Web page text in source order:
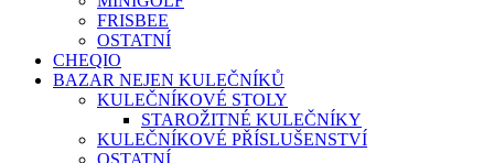
FRISBEE
OSTATNÍ
CHEQIO
BAZAR NEJEN KULEČNÍKŮ
KULEČNÍKOVÉ STOLY
STAROŽITNÉ KULEČNÍKY
KULEČNÍKOVÉ PŘÍSLUŠENSTVÍ
OSTATNÍ